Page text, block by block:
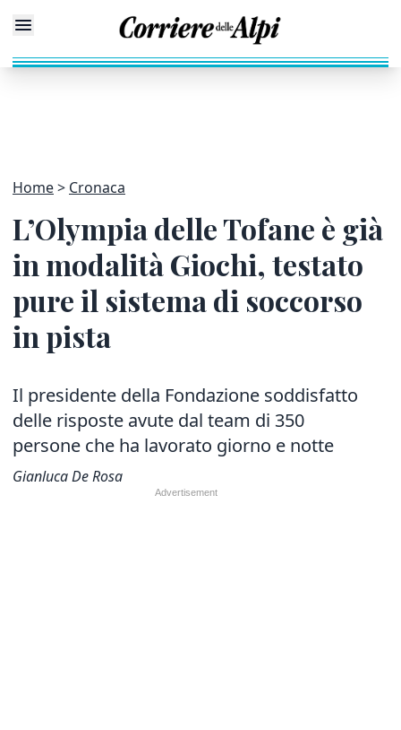
Home Cronaca
L’Olympia delle Tofane è già
in modalità Giochi, testato
pure il sistema di soccorso
in pista
Il presidente della Fondazione soddisfatto
delle risposte avute dal team di 350
persone che ha lavorato giorno e notte
Gianluca De Rosa